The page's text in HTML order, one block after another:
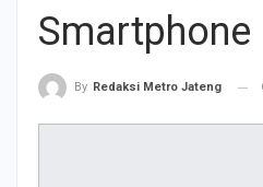
Smartphone
By Redaksi Metro Jateng